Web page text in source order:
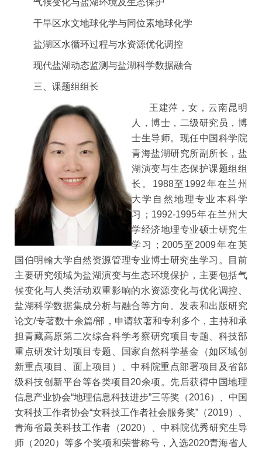
干旱区水文地球化学与同位素地球化学
盐湖区水循环过程与水资源优化调控
现代盐湖动态监测与盐湖科学数据融合
三、课题组组长
王建萍，女，云南昆明
人，博士，二级研究员，博
士生导师。现任中国科学院
青海盐湖研究所副所长，盐
湖演变与生态保护课题组组
长。 1988至 1992年在兰州
大学自然地理专业本科学
习； 1992-1995年在兰州大
学经济地理专业硕士研究生
学习； 2005至 2009年在英
国伯明翰大学自然资源管理专业博士研究生学习。目前
主要研究领域为盐湖演变与生态环境保护，主要包括气
候变化与人类活动双重影响的水资源变化与优化调控、
盐湖科学数据集成分析与融合等方向。发表和出版研究
论文/专著数十余篇/部，申请软著和专利多个，主持和承
担青藏高原第二次综合科学考察研究项目专题、科技部
重点研发计划项目专题、国家自然科学基金（如区域创
新重点项目、面上项目）、中科院重点部署项目及省部
级科技创新平台等各类项目 20余项。先后获得中国地理
信息产业协会“地理信息科技进步”三等奖（2016）、 中国
女科技工作者协会“女科技工作者社会服务奖”（2019）、
青海省最美科技工作者（2020）、中科院优秀研究生导
师（ 2020）等多个奖项和荣誉称号，入选2020青海省人